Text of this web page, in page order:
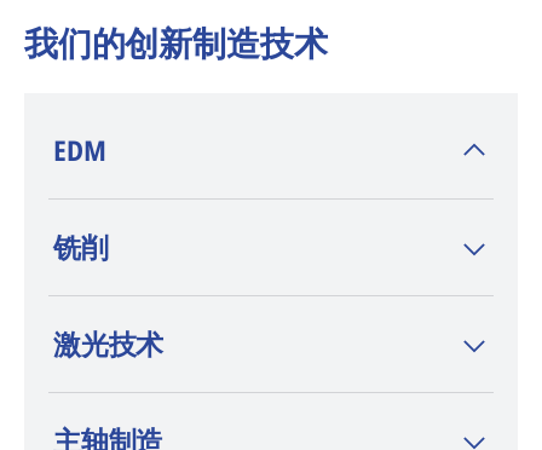
我们的创新制造技术
EDM
的发明者，在 wire-cut EDM、sinker EDM 和
钻孔 EDM 领域，这一品牌以高端定位和持续
铣削
激光技术
主轴制造